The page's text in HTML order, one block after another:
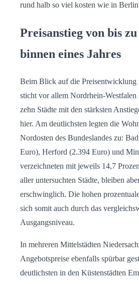
rund halb so viel kosten wie in
Preisanstieg von bis
binnen eines Jahres
Beim Blick auf die Preisentwicklung
sticht vor allem Nordrhein-Westfalen
zehn Städte mit den stärksten
hier. Am deutlichsten legten die
Nordosten des Bundeslandes zu:
Euro), Herford (2.394 Euro) und
verzeichneten mit jeweils 14,7
aller untersuchten Städte, bleiben
erschwinglich. Die hohen
sich somit auch durch das
Ausgangsniveau.
In mehreren Mittelstädten
Angebotspreise ebenfalls spürbar
deutlichsten in den Küstenstädten